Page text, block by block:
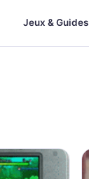
Jeux & Guides